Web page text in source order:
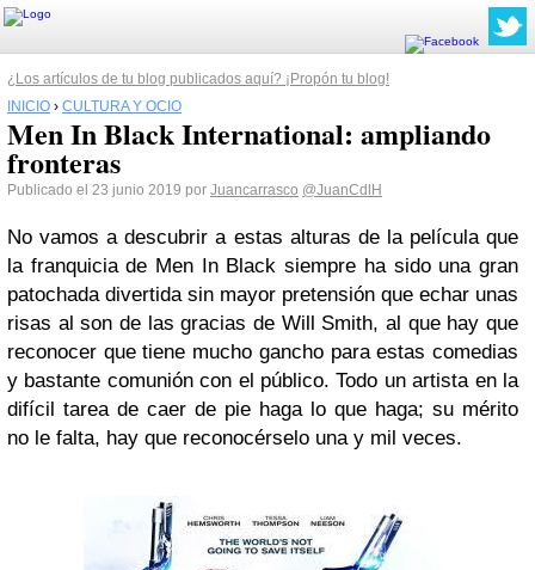
¿Los artículos de tu blog publicados aquí? ¡Propón tu blog!
INICIO › CULTURA Y OCIO
Men In Black International: ampliando
fronteras
Publicado el 23 junio 2019 por Juancarrasco @JuanCdlH
No vamos a descubrir a estas alturas de la película que
la franquicia de Men In Black siempre ha sido una gran
patochada divertida sin mayor pretensión que echar unas
risas al son de las gracias de Will Smith, al que hay que
reconocer que tiene mucho gancho para estas comedias
y bastante comunión con el público. Todo un artista en la
difícil tarea de caer de pie haga lo que haga; su mérito
no le falta, hay que reconocérselo una y mil veces.